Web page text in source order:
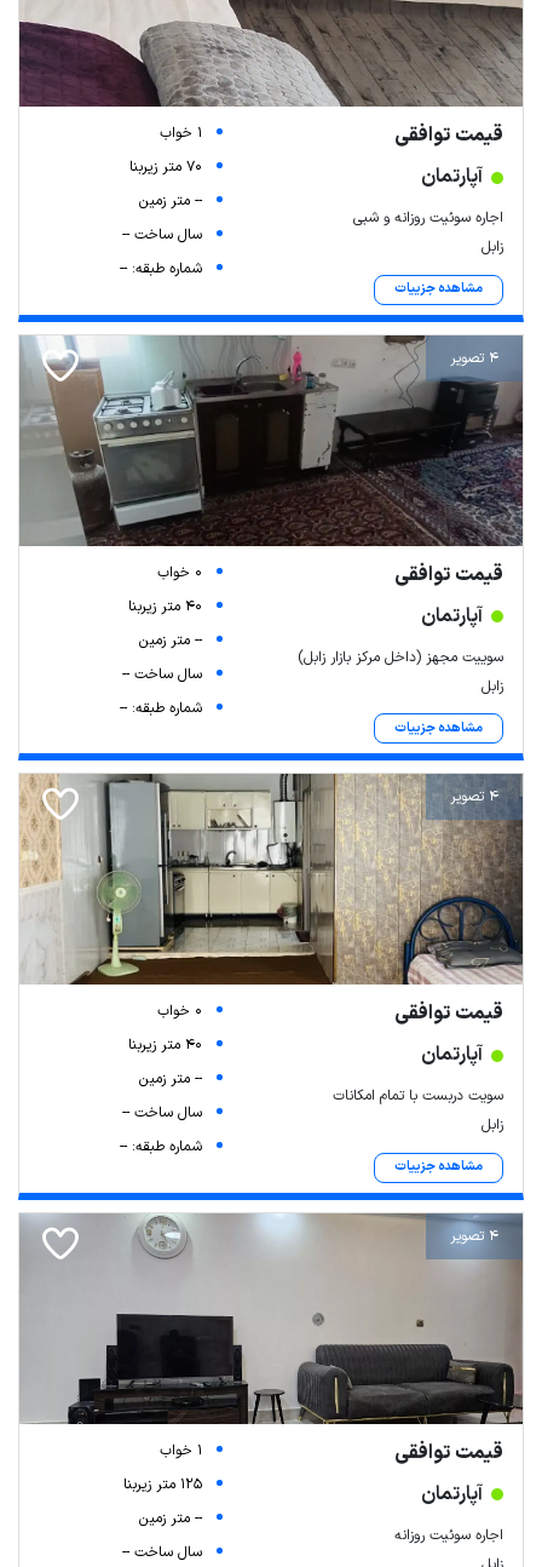
قیمت توافقی
آپارتمان
اجاره سوئیت روزانه و شبی
زابل
مشاهده جزییات
1 خواب
70 متر زیربنا
-- متر زمین
سال ساخت --
شماره طبقه: --
4 تصویر
قیمت توافقی
آپارتمان
سوییت مجهز (داخل مرکز بازار زابل)
زابل
مشاهده جزییات
0 خواب
40 متر زیربنا
-- متر زمین
سال ساخت --
شماره طبقه: --
4 تصویر
قیمت توافقی
آپارتمان
سویت دربست با تمام امکانات
زابل
مشاهده جزییات
0 خواب
40 متر زیربنا
-- متر زمین
سال ساخت --
شماره طبقه: --
4 تصویر
قیمت توافقی
آپارتمان
اجاره سوئیت روزانه
1 خواب
125 متر زیربنا
-- متر زمین
سال ساخت --